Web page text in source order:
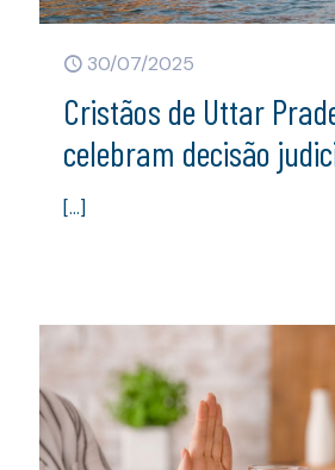
30/07/2025
Cristãos de Uttar
celebram decisão
[…]